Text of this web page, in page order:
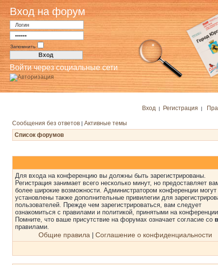
Вход на форум
Запомнить
Войти через социальные сети
Вход | Регистрация |
Сообщения без ответов | Активные темы
Список форумов
Для входа на конференцию вы должны быть зарегистрированы.
Регистрация занимает всего несколько минут, но предоставляет
более широкие возможности. Администратором конференции
установлены также дополнительные привилегии для
пользователей. Прежде чем зарегистрироваться, вам следует
ознакомиться с правилами и политикой, принятыми на
Помните, что ваше присутствие на форумах означает согласие со
правилами.
Общие правила Соглашение о конфиденциальности